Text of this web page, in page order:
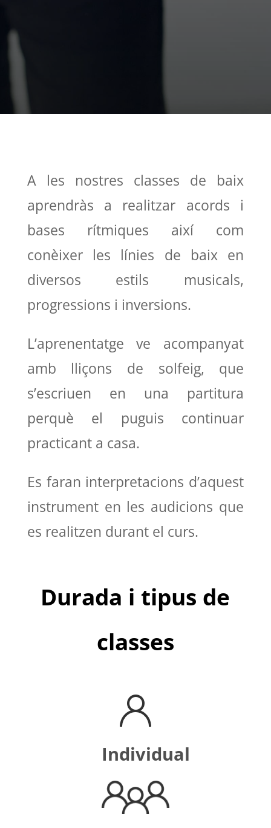
A les nostres classes de baix
aprendràs a realitzar acords i
bases rítmiques així com
conèixer les línies de baix en
diversos estils musicals,
progressions i inversions.
L’aprenentatge ve acompanyat
amb lliçons de solfeig, que
s’escriuen en una partitura
perquè el puguis continuar
practicant a casa.
Es faran interpretacions d’aquest
instrument en les audicions que
es realitzen durant el curs.
Durada i tipus de
classes
Individual